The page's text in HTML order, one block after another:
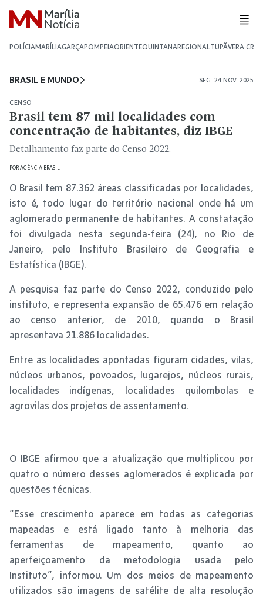
POLÍCIAMARÍLIAGARÇAPOMPEIAORIENTEQUINTANAREGIONALTUPÃVERA CRUZ
BRASIL E MUNDO SEG. 24 NOV. 2025
CENSO
Brasil tem 87 mil localidades com
concentração de habitantes, diz IBGE
Detalhamento faz parte do Censo 2022.
PORAGÊNCIA BRASIL
O Brasil tem 87.362 áreas classificadas por localidades,
isto é, todo lugar do território nacional onde há um
aglomerado permanente de habitantes. A constatação
foi divulgada nesta segunda-feira (24), no Rio de
Janeiro, pelo Instituto Brasileiro de Geografia e
Estatística (IBGE).
A pesquisa faz parte do Censo 2022, conduzido pelo
instituto, e representa expansão de 65.476 em relação
ao censo anterior, de 2010, quando o Brasil
apresentava 21.886 localidades.
Entre as localidades apontadas figuram cidades, vilas,
núcleos urbanos, povoados, lugarejos, núcleos rurais,
localidades indígenas, localidades quilombolas e
agrovilas dos projetos de assentamento.
O IBGE afirmou que a atualização que multiplicou por
quatro o número desses aglomerados é explicada por
questões técnicas.
“Esse crescimento aparece em todas as categorias
mapeadas e está ligado tanto à melhoria das
ferramentas de mapeamento, quanto ao
aperfeiçoamento da metodologia usada pelo
Instituto”, informou. Um dos meios de mapeamento
utilizados são imagens de satélite de alta resolução